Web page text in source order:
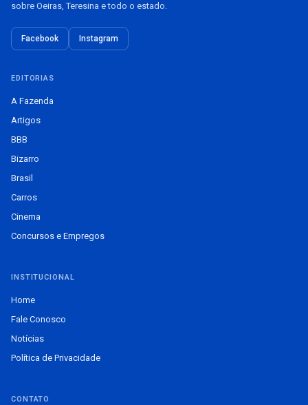
sobre Oeiras, Teresina e todo o estado.
Facebook Instagram
EDITORIAS
A Fazenda
Artigos
BBB
Bizarro
Brasil
Carros
Cinema
Concursos e Empregos
INSTITUCIONAL
Home
Fale Conosco
Notícias
Política de Privacidade
CONTATO